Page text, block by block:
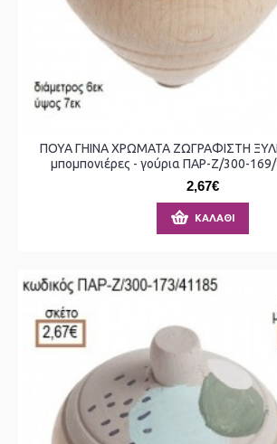
ΠΟΥΑ ΓΗΙΝΑ ΧΡΩΜΑΤΑ ΖΩΓΡΑΦΙΣΤΗ
μπομπονιέρες - γούρια ΠΑΡ-Ζ/300-
2,67€
ΚΑΛΆΘΙ